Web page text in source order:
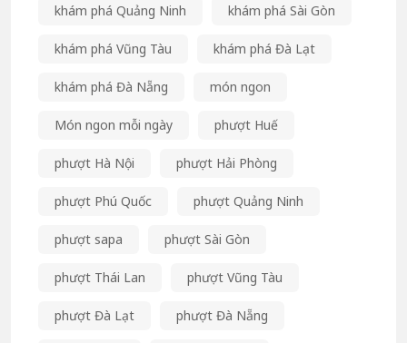
khám phá Quảng Ninh khám phá Sài Gòn
khám phá Vũng Tàu khám phá Đà Lạt
khám phá Đà Nẵng món ngon
Món ngon mỗi ngày phượt Huế
phượt Hà Nội phượt Hải Phòng
phượt Phú Quốc phượt Quảng Ninh
phượt sapa phượt Sài Gòn
phượt Thái Lan phượt Vũng Tàu
phượt Đà Lạt phượt Đà Nẵng